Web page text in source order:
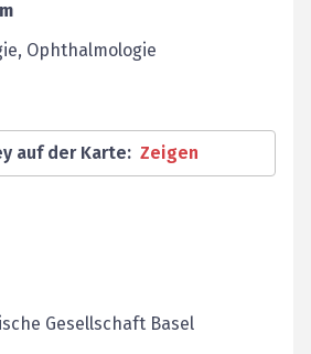
Ophthalmologie
auf der Karte: Zeigen
Gesellschaft Basel